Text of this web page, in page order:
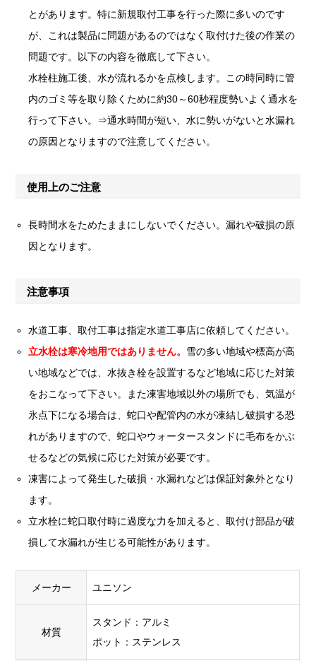
とがあります。特に新規取付工事を行った際に多いのです
が、これは製品に問題があるのではなく取付けた後の作業の
問題です。以下の内容を徹底して下さい。
水栓柱施工後、水が流れるかを点検します。この時同時に管
内のゴミ等を取り除くために約30～60秒程度勢いよく通水を
行って下さい。⇒通水時間が短い、水に勢いがないと水漏れ
の原因となりますので注意してください。
使用上のご注意
長時間水をためたままにしないでください。漏れや破損の原
因となります。
注意事項
水道工事、取付工事は指定水道工事店に依頼してください。
立水栓は寒冷地用ではありません。 雪の多い地域や標高が高
い地域などでは、水抜き栓を設置するなど地域に応じた対策
をおこなって下さい。また凍害地域以外の場所でも、気温が
氷点下になる場合は、蛇口や配管内の水が凍結し破損する恐
れがありますので、蛇口やウォータースタンドに毛布をかぶ
せるなどの気候に応じた対策が必要です。
凍害によって発生した破損・水漏れなどは保証対象外となり
ます。
立水栓に蛇口取付時に過度な力を加えると、取付け部品が破
損して水漏れが生じる可能性があります。
メーカー ユニソン
材質
スタンド：アルミ
ポット：ステンレス